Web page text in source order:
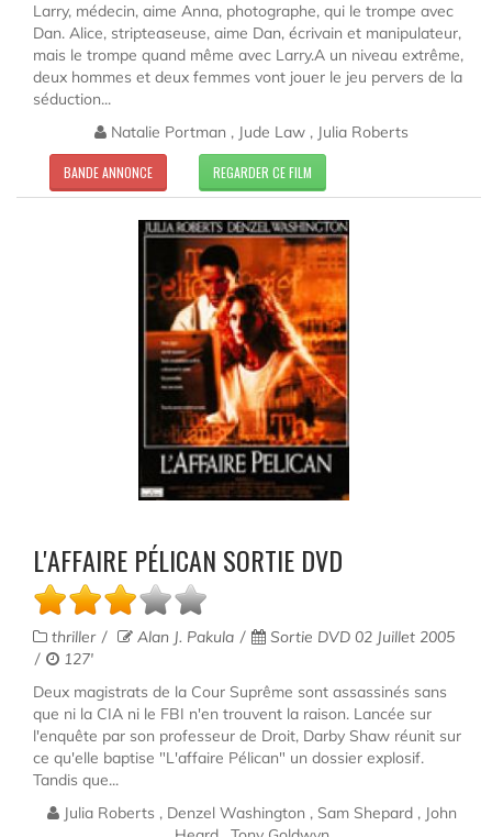
Larry, médecin, aime Anna, photographe, qui le trompe avec
Dan. Alice, stripteaseuse, aime Dan, écrivain et manipulateur,
mais le trompe quand même avec Larry.A un niveau extrême,
deux hommes et deux femmes vont jouer le jeu pervers de la
séduction...
Natalie Portman , Jude Law , Julia Roberts
BANDE ANNONCE REGARDER CE FILM
L'AFFAIRE PÉLICAN SORTIE DVD
thriller Alan J. Pakula
Sortie DVD 02 Juillet 2005
127'
Deux magistrats de la Cour Suprême sont assassinés sans
que ni la CIA ni le FBI n'en trouvent la raison. Lancée sur
l'enquête par son professeur de Droit, Darby Shaw réunit sur
ce qu'elle baptise "L'affaire Pélican" un dossier explosif.
Tandis que...
Julia Roberts , Denzel Washington , Sam Shepard , John